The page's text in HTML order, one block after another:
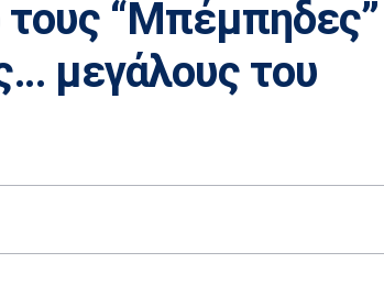
“Μπέμπηδες”
μεγάλους του